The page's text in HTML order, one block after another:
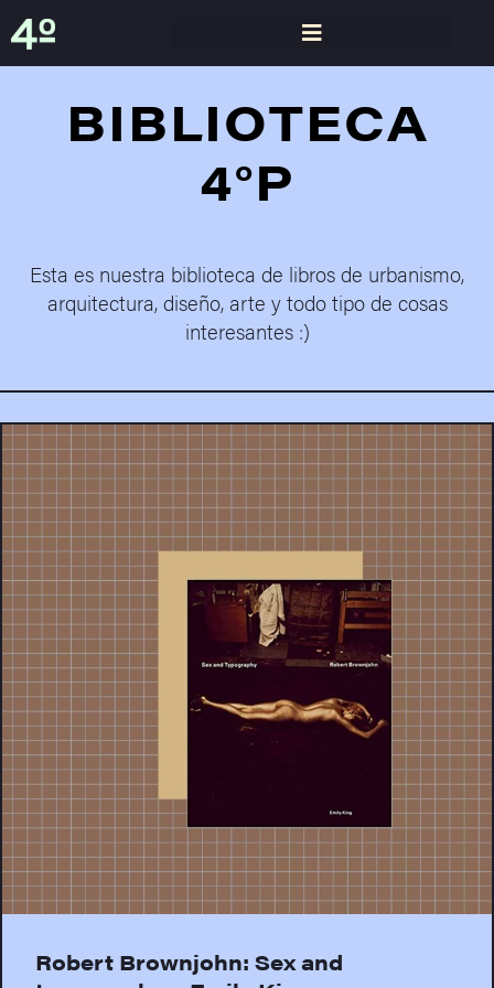
BIBLIOTECA
4°P
Esta es nuestra biblioteca de libros de urbanismo,
arquitectura, diseño, arte y todo tipo de cosas
interesantes :)
Robert Brownjohn: Sex and